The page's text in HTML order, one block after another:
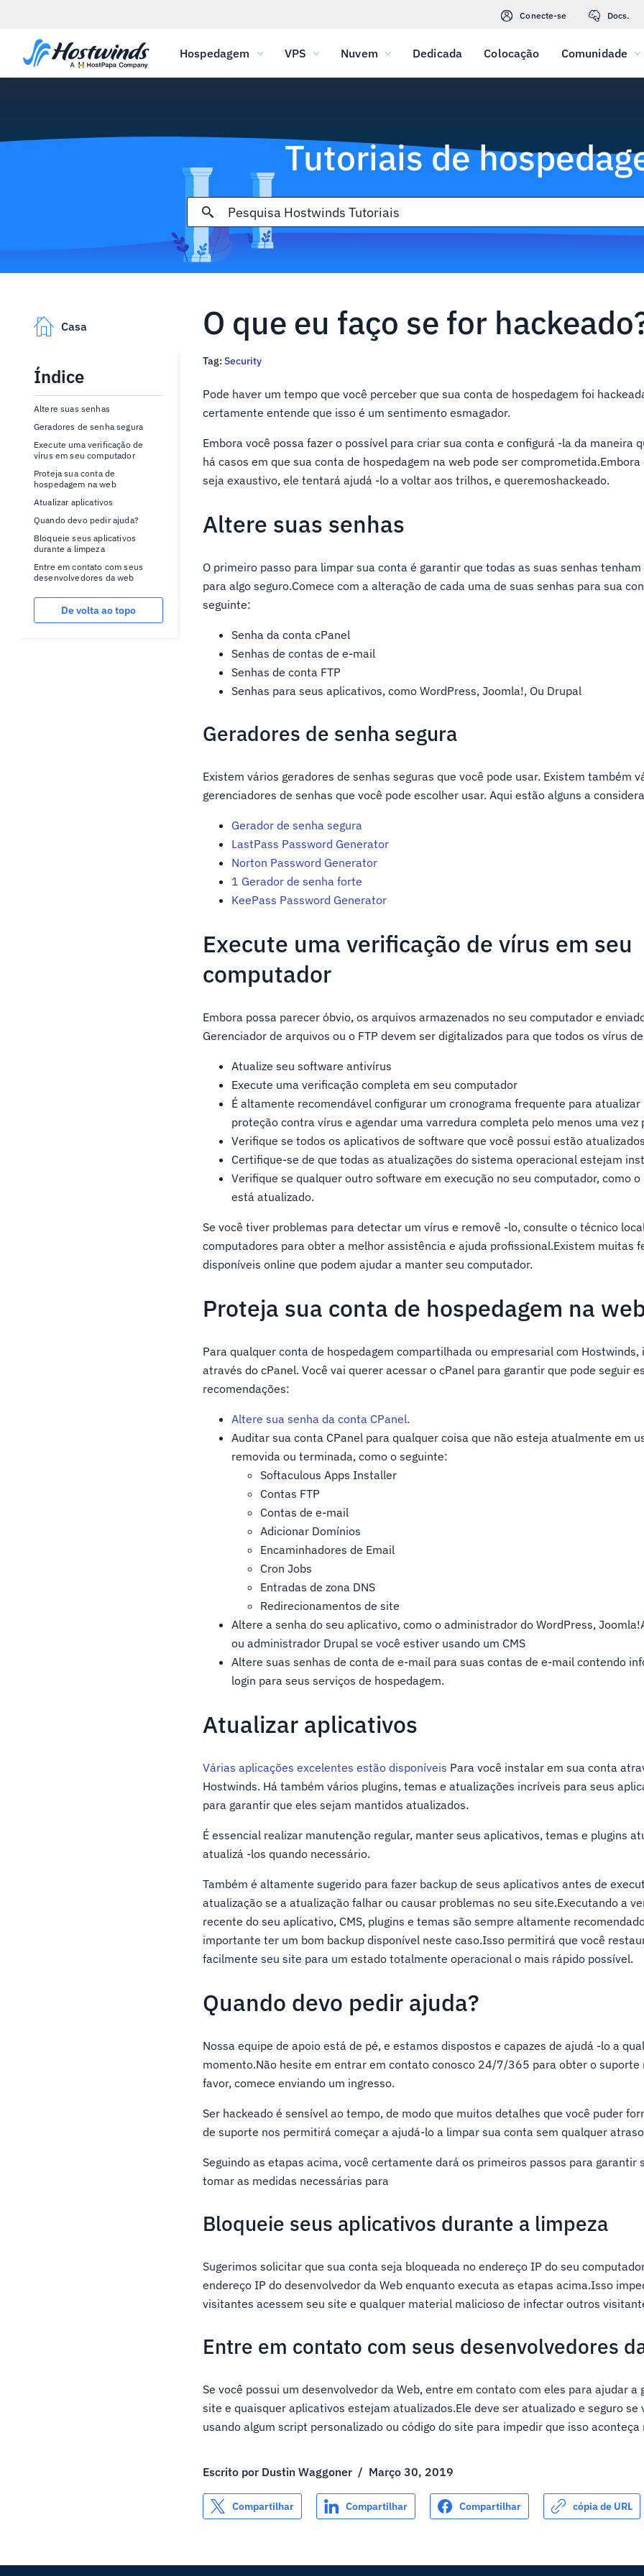
Conecte-se Docs.
Hospedagem VPS Nuvem Dedicada Colocação Comunidade
Tutoriais de
Casa
Índice
Altere suas senhas
Geradores de senha segura
Execute uma verificação de
vírus em seu computador
Proteja sua conta de
hospedagem na web
Atualizar aplicativos
Quando devo pedir ajuda?
Bloqueie seus aplicativos
durante a limpeza
Entre em contato com seus
desenvolvedores da web
De volta ao topo
O que eu faço se for
Tag: Security
Pode haver um tempo que você perceber que sua conta de hospedagem foi
certamente entende que isso é um sentimento esmagador.
Embora você possa fazer o possível para criar sua conta e configurá -la da maneira
há casos em que sua conta de hospedagem na web pode ser
seja exaustivo, ele tentará ajudá -lo a voltar aos trilhos, e queremoshackeado.
Altere suas senhas
O primeiro passo para limpar sua conta é garantir que todas as suas senhas
para algo seguro.Comece com a alteração de cada uma de suas senhas para sua
seguinte:
Senha da conta cPanel
Senhas de contas de e-mail
Senhas de conta FTP
Senhas para seus aplicativos, como WordPress, Joomla!, Ou Drupal
Geradores de senha segura
Existem vários geradores de senhas seguras que você pode usar. Existem também
gerenciadores de senhas que você pode escolher usar. Aqui estão alguns a
Gerador de senha segura
LastPass Password Generator
Norton Password Generator
1 Gerador de senha forte
KeePass Password Generator
Execute uma verificação de vírus em seu
computador
Embora possa parecer óbvio, os arquivos armazenados no seu computador e
Gerenciador de arquivos ou o FTP devem ser digitalizados para que todos os vírus
Atualize seu software antivírus
Execute uma verificação completa em seu computador
É altamente recomendável configurar um cronograma frequente para
proteção contra vírus e agendar uma varredura completa pelo menos uma vez
Verifique se todos os aplicativos de software que você possui estão atualizados
Certifique-se de que todas as atualizações do sistema operacional estejam
Verifique se qualquer outro software em execução no seu computador, como o
está atualizado.
Se você tiver problemas para detectar um vírus e removê -lo, consulte o técnico
computadores para obter a melhor assistência e ajuda profissional.Existem muitas
disponíveis online que podem ajudar a manter seu computador.
Proteja sua conta de hospedagem na
Para qualquer conta de hospedagem compartilhada ou empresarial com Hostwinds,
através do cPanel. Você vai querer acessar o cPanel para garantir que pode seguir
recomendações:
Altere sua senha da conta CPanel.
Auditar sua conta CPanel para qualquer coisa que não esteja atualmente em
removida ou terminada, como o seguinte:
Softaculous Apps Installer
Contas FTP
Contas de e-mail
Adicionar Domínios
Encaminhadores de Email
Cron Jobs
Entradas de zona DNS
Redirecionamentos de site
Altere a senha do seu aplicativo, como o administrador do WordPress,
ou administrador Drupal se você estiver usando um CMS
Altere suas senhas de conta de e-mail para suas contas de e-mail contendo
login para seus serviços de hospedagem.
Atualizar aplicativos
Várias aplicações excelentes estão disponíveis Para você instalar em sua conta
Hostwinds. Há também vários plugins, temas e atualizações incríveis para seus
para garantir que eles sejam mantidos atualizados.
É essencial realizar manutenção regular, manter seus aplicativos, temas e plugins
atualizá -los quando necessário.
Também é altamente sugerido para fazer backup de seus aplicativos antes de
atualização se a atualização falhar ou causar problemas no seu site.Executando a
recente do seu aplicativo, CMS, plugins e temas são sempre altamente
importante ter um bom backup disponível neste caso.Isso permitirá que você
facilmente seu site para um estado totalmente operacional o mais rápido possível.
Quando devo pedir ajuda?
Nossa equipe de apoio está de pé, e estamos dispostos e capazes de ajudá -lo a
momento.Não hesite em entrar em contato conosco 24/7/365 para obter o suporte
favor, comece enviando um ingresso.
Ser hackeado é sensível ao tempo, de modo que muitos detalhes que você puder
de suporte nos permitirá começar a ajudá-lo a limpar sua conta sem qualquer
Seguindo as etapas acima, você certamente dará os primeiros passos para garantir
tomar as medidas necessárias para
Bloqueie seus aplicativos durante a limpeza
Sugerimos solicitar que sua conta seja bloqueada no endereço IP do seu
endereço IP do desenvolvedor da Web enquanto executa as etapas acima.Isso
visitantes acessem seu site e qualquer material malicioso de infectar outros
Entre em contato com seus desenvolvedores
Se você possui um desenvolvedor da Web, entre em contato com eles para ajudar a
site e quaisquer aplicativos estejam atualizados.Ele deve ser atualizado e seguro se
usando algum script personalizado ou código do site para impedir que isso aconteça
Escrito por Dustin Waggoner / Março 30, 2019
Compartilhar Compartilhar Compartilhar cópia de URL